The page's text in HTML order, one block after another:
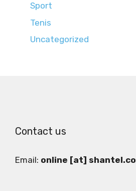
Sport
Tenis
Uncategorized
Contact us
Email: online [at] shantel.co